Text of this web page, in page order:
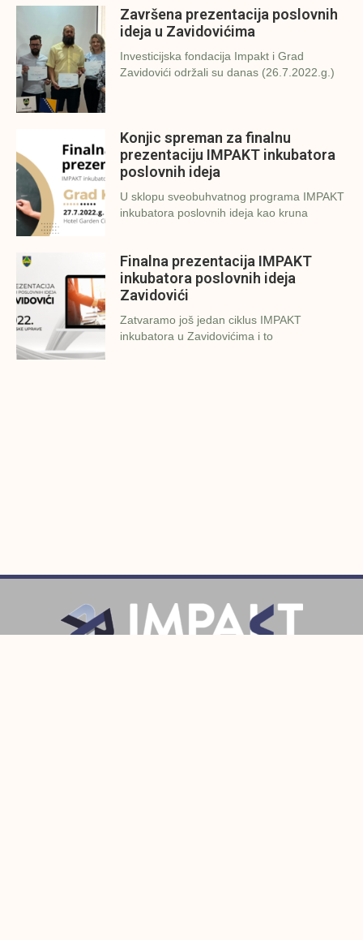
Završena prezentacija poslovnih
ideja u Zavidovićima
Investicijska fondacija Impakt i Grad
Zavidovići održali su danas (26.7.2022.g.)
Konjic spreman za finalnu
prezentaciju IMPAKT inkubatora
poslovnih ideja
U sklopu sveobuhvatnog programa IMPAKT
inkubatora poslovnih ideja kao kruna
Finalna prezentacija IMPAKT
inkubatora poslovnih ideja
Zavidovići
Zatvaramo još jedan ciklus IMPAKT
inkubatora u Zavidovićima i to